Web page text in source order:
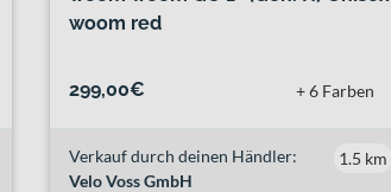
woom red
299,00€ + 6 Farben
Verkauf durch deinen Händler:
Velo Voss GmbH
1.5 km